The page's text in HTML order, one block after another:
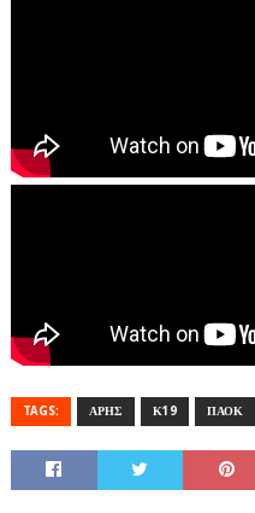
TAGS: ΑΡΗΣ Κ19 ΠΑΟΚ